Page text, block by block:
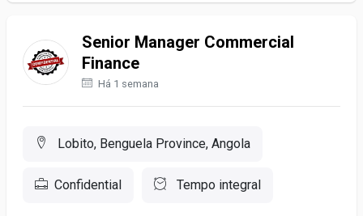
Senior Manager Commercial
Finance
Há 1 semana
Lobito, Benguela Province, Angola
Confidential Tempo integral